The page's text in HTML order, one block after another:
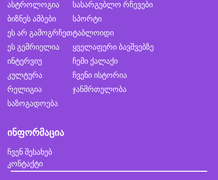
ასტროლოგია
ბიზნეს ამბები
ეს არ გამოგრჩეთ
ეს გემრიელია
ინტერვიუ
კულტურა
რელიგია
საზოგადოება
სასარგებლო რჩევები
სპორტი
ტაბლოიდი
ყველაფერი ბავშვებზე
ჩემი ქალაქი
ჩვენი ისტორია
ჯანმრთელობა
ინფორმაცია
ჩვენ შესახებ
კონტაქტი